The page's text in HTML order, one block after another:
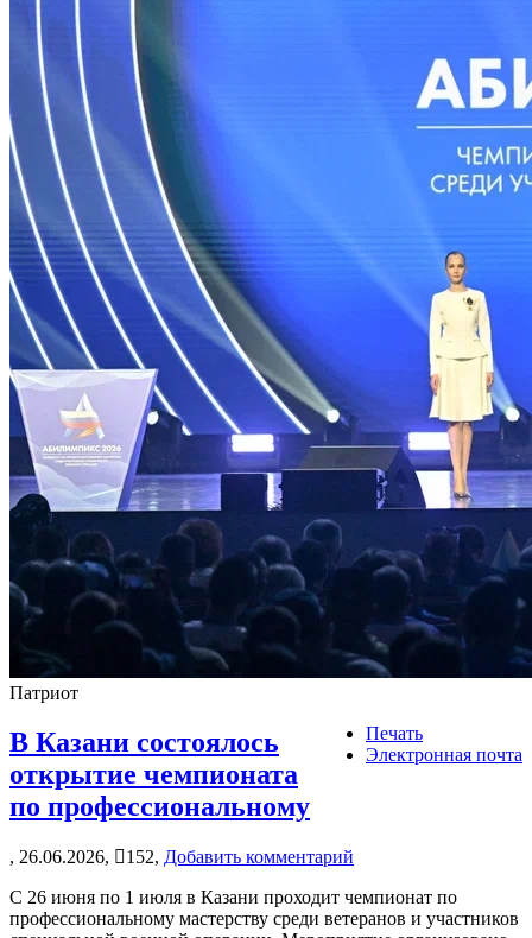
Патриот
Печать
Электронная почта
В Казани состоялось
открытие чемпионата
по профессиональному
, 26.06.2026, 152, Добавить комментарий
С 26 июня по 1 июля в Казани проходит чемпионат по
профессиональному мастерству среди ветеранов и участников